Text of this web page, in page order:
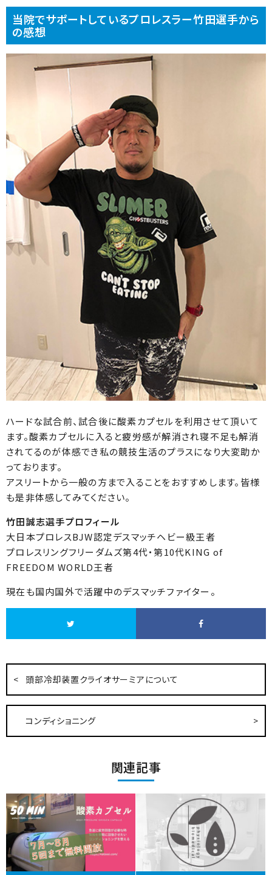
当院でサポートしているプロレスラー竹田選手から
の感想
ハードな試合前、試合後に酸素カプセルを利用させて頂いて
ます。酸素カプセルに入ると疲労感が解消され寝不足も解消
されてるのが体感でき私の競技生活のプラスになり大変助か
っております。
アスリートから一般の方まで入ることをおすすめします。皆様
も是非体感してみてください。
竹田誠志選手プロフィール
大日本プロレスBJW認定デスマッチヘビー級王者
プロレスリングフリーダムズ第4代・第10代KING of
FREEDOM WORLD王者
現在も国内国外で活躍中のデスマッチファイター。
頭部冷却装置クライオサーミアについて
コンディショニング
関連記事